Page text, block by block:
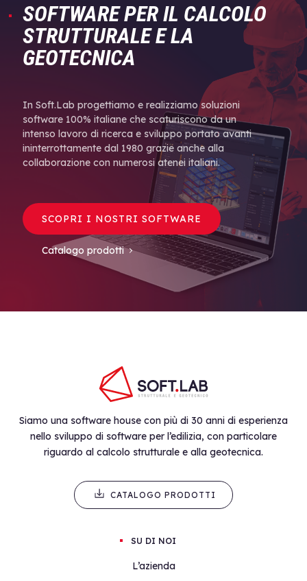
SOFTWARE PER IL CALCOLO
STRUTTURALE E LA
GEOTECNICA
In Soft.Lab progettiamo e realizziamo soluzioni
software 100% italiane che scaturiscono da un
intenso lavoro di ricerca e sviluppo portato avanti
ininterrottamente dal 1980 grazie anche alla
collaborazione con numerosi atenei italiani.
SCOPRI I NOSTRI SOFTWARE
Catalogo prodotti
Siamo una software house con più di 30 anni di esperienza
nello sviluppo di software per l’edilizia, con particolare
riguardo al calcolo strutturale e alla geotecnica.
CATALOGO PRODOTTI
SU DI NOI
L’azienda